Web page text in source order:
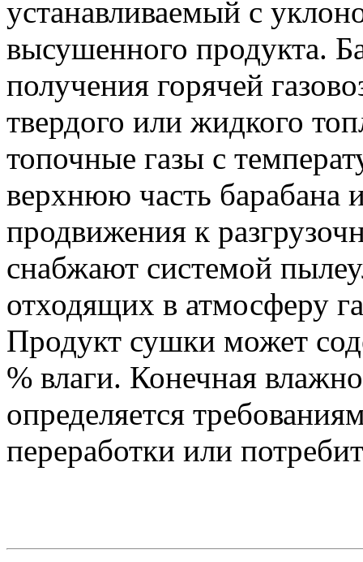
устанавливаемый с
высушенного продукта.
получения горячей
твердого или жидкого
топочные газы с
верхнюю часть барабана
продвижения к
снабжают системой
отходящих в атмосферу
Продукт сушки может
% влаги. Конечная
определяется
переработки или